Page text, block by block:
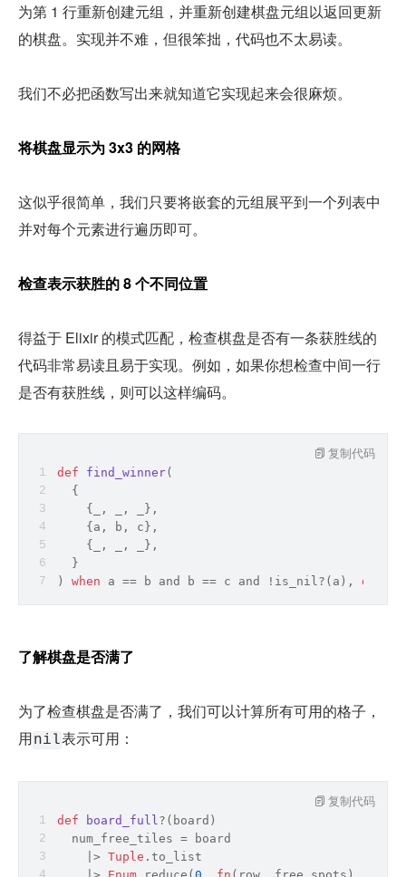
为第 1 行重新创建元组，并重新创建棋盘元组以返回更新
的棋盘。实现并不难，但很笨拙，代码也不太易读。
我们不必把函数写出来就知道它实现起来会很麻烦。
将棋盘显示为 3x3 的网格
这似乎很简单，我们只要将嵌套的元组展平到一个列表中
并对每个元素进行遍历即可。
检查表示获胜的 8 个不同位置
得益于 Elixir 的模式匹配，检查棋盘是否有一条获胜线的
代码非常易读且易于实现。例如，如果你想检查中间一行
是否有获胜线，则可以这样编码。
def find_winner(
  {
    {_, _, _},
    {a, b, c},
    {_, _, _},
  }
) when a == b and b == c and !is_nil?(a), do
复制代码
了解棋盘是否满了
为了检查棋盘是否满了，我们可以计算所有可用的格子，
用nil表示可用：
def board_full?( board )
  num_free_tiles = board
    |>
Tuple .to_list
复制代码